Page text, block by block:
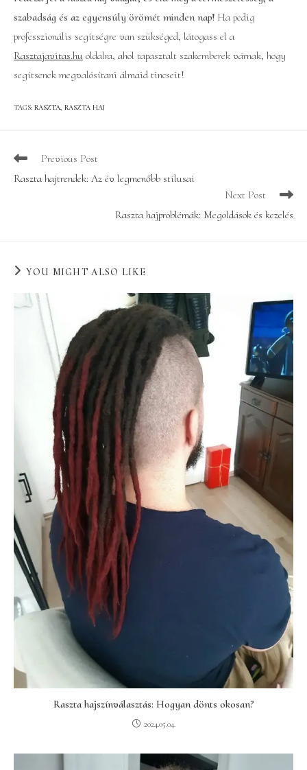
szabadság és az egyensúly örömét minden nap! Ha pedig
professzionális segítségre van szükséged, látogass el a
Rasztajavitas.hu oldalra, ahol tapasztalt szakemberek várnak, hogy
segítsenek megvalósítani álmaid tincseit!
TAGS: RASZTA, RASZTA HAJ
Read
articles
Previous Post
Raszta hajtrendek: Az év legmenőbb stílusai
Next Post
Raszta hajproblémák: Megoldások és kezelés
YOU MIGHT ALSO LIKE
Raszta hajszínválasztás: Hogyan dönts okosan?
2024.05.04.